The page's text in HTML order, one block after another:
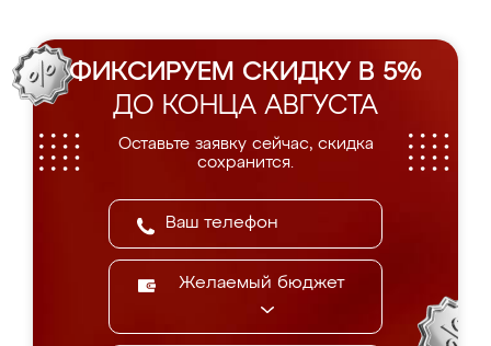
ФИКСИРУЕМ СКИДКУ В 5%
ДО КОНЦА АВГУСТА
Оставьте заявку сейчас, скидка
сохранится.
Желаемый бюджет